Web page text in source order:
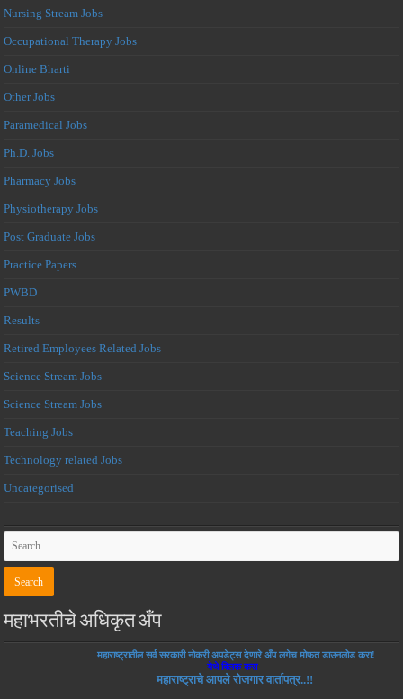
Nursing Stream Jobs
Occupational Therapy Jobs
Online Bharti
Other Jobs
Paramedical Jobs
Ph.D. Jobs
Pharmacy Jobs
Physiotherapy Jobs
Post Graduate Jobs
Practice Papers
PWBD
Results
Retired Employees Related Jobs
Science Stream Jobs
Science Stream Jobs
Teaching Jobs
Technology related Jobs
Uncategorised
महाभरतीचे अधिकृत अँप
महाराष्ट्रातील सर्व सरकारी नोकरी अपडेट्स देणारे अँप लगेच मोफत डाउनलोड करा!
येथे क्लिक करा
महाराष्ट्राचे आपले रोजगार वार्तापत्र..!!